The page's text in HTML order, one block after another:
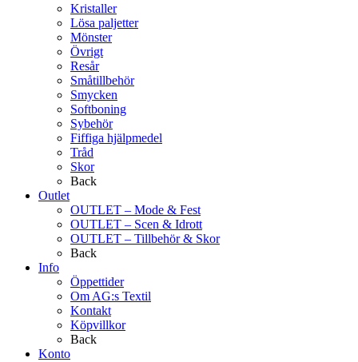
Kristaller
Lösa paljetter
Mönster
Övrigt
Resår
Småtillbehör
Smycken
Softboning
Sybehör
Fiffiga hjälpmedel
Tråd
Skor
Back
Outlet
OUTLET – Mode & Fest
OUTLET – Scen & Idrott
OUTLET – Tillbehör & Skor
Back
Info
Öppettider
Om AG:s Textil
Kontakt
Köpvillkor
Back
Konto